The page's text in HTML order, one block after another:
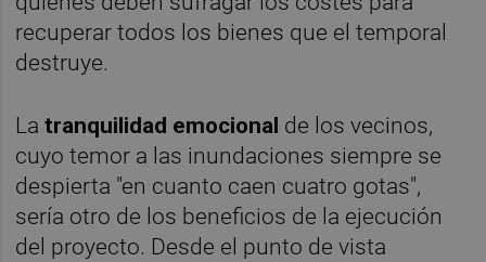
recuperar todos los bienes que el temporal
destruye.
Latranquilidad emocional de los vecinos,
cuyo temor a las inundaciones siempre se
despierta "en cuanto caen cuatro gotas",
sería otro de los beneficios de la ejecución
del proyecto. Desde el punto de vista